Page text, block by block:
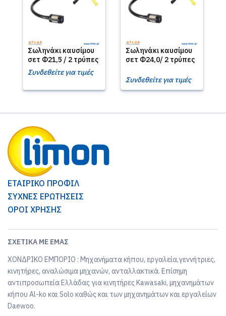
Σωληνάκι καυσίμου
σετ Φ21,5 / 2 τρύπες
Συνδεθείτε για τιμές
Σωληνάκι καυσίμου
σετ Φ24,0/ 2 τρύπες
Συνδεθείτε για τιμές
ΕΤΑΙΡΙΚΟ ΠΡΟΦΙΛ
ΣΥΧΝΕΣ ΕΡΩΤΗΣΕΙΣ
ΟΡΟΙ ΧΡΗΣΗΣ
ΣΧΕΤΙΚΆ ΜΕ ΕΜΆΣ
ΧΟΝΔΡΙΚΟ ΕΜΠΟΡΙΟ : Μηχανήματα κήπου, εργαλεία,γεννήτριες,
κινητήρες, αναλώσιμα μηχανών, ανταλλακτικά. Επίσημη
αντιπροσωπεία Ελλάδας για κινητήρες Kawasaki, μηχανημάτων
κήπου Al-ko και Solo καθώς και των μηχανημάτων και εργαλείων
Daewoo.